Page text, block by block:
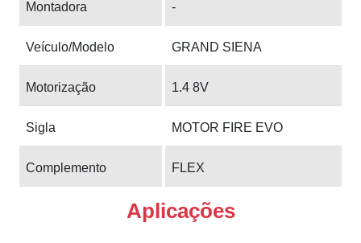
Montadora -
Veículo/Modelo GRAND SIENA
Motorização 1.4 8V
Sigla MOTOR FIRE EVO
Complemento FLEX
Aplicações